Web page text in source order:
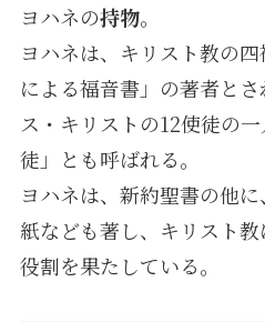
ヨハネの持物。
ヨハネは、キリスト教の
による福音書」の著者と
ス・キリストの12使徒の
徒」とも呼ばれる。
ヨハネは、新約聖書の他
紙なども著し、キリスト
役割を果たしている。